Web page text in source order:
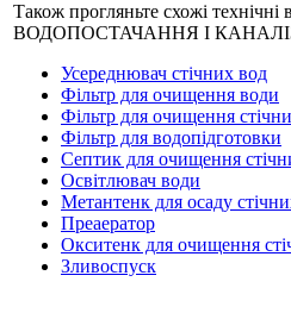
Також прогляньте схожі
ВОДОПОСТАЧАННЯ І
Усереднювач стічних вод
Фільтр для очищення води
Фільтр для очищення
Фільтр для водопідготовки
Септик для очищення
Освітлювач води
Метантенк для осаду
Преаератор
Окситенк для очищення
Зливоспуск